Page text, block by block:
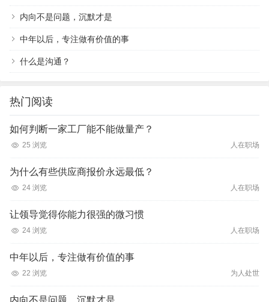
内向不是问题，沉默才是
中年以后，专注做有价值的事
什么是沟通？
热门阅读
如何判断一家工厂能不能做量产？
25 浏览 人在职场
为什么有些供应商报价永远最低？
24 浏览 人在职场
让领导觉得你能力很强的微习惯
24 浏览 人在职场
中年以后，专注做有价值的事
22 浏览 为人处世
内向不是问题，沉默才是